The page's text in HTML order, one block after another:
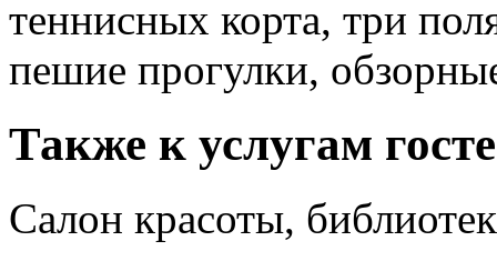
теннисных корта, три
пешие прогулки,
Также к услугам
Салон красоты,